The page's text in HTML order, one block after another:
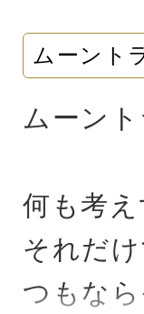
ムーント
ムーン
何も考
それだ
つもな